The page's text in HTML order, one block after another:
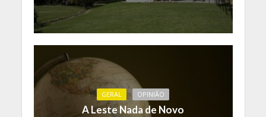
GERAL OPINIÃO
A Leste Nada de Novo